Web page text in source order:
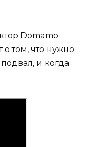
Domamo
о том, что нужно
и когда